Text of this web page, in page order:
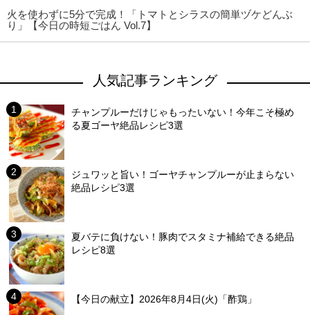
火を使わずに5分で完成！「トマトとシラスの簡単ヅケどんぶ
り」【今日の時短ごはん Vol.7】
人気記事ランキング
チャンプルーだけじゃもったいない！今年こそ極め
る夏ゴーヤ絶品レシピ3選
ジュワッと旨い！ゴーヤチャンプルーが止まらない
絶品レシピ3選
夏バテに負けない！豚肉でスタミナ補給できる絶品
レシピ8選
【今日の献立】2026年8月4日(火)「酢鶏」